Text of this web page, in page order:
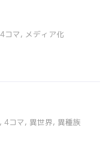
コマ, メディア化
4コマ, 異世界, 異種族